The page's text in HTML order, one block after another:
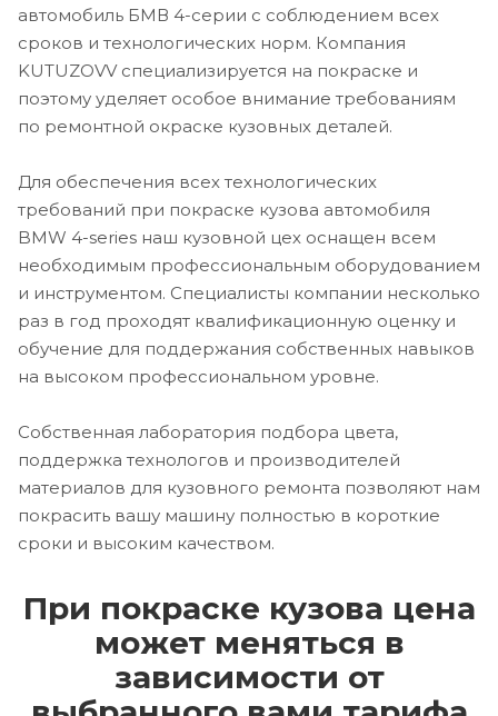
автомобиль БМВ 4-серии с соблюдением всех
сроков и технологических норм. Компания
KUTUZOVV специализируется на покраске и
поэтому уделяет особое внимание требованиям
по ремонтной окраске кузовных деталей.
Для обеспечения всех технологических
требований при покраске кузова автомобиля
BMW 4-series наш кузовной цех оснащен всем
необходимым профессиональным оборудованием
и инструментом. Специалисты компании несколько
раз в год проходят квалификационную оценку и
обучение для поддержания собственных навыков
на высоком профессиональном уровне.
Собственная лаборатория подбора цвета,
поддержка технологов и производителей
материалов для кузовного ремонта позволяют нам
покрасить вашу машину полностью в короткие
сроки и высоким качеством.
При покраске кузова цена
может меняться в
зависимости от